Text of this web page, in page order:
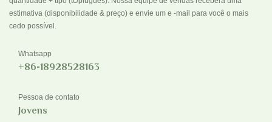
estimativa (disponibilidade & preço) e envie um e -mail para você o mais
cedo possível.
Whatsapp
+86-18928528163
Pessoa de contato
Jovens